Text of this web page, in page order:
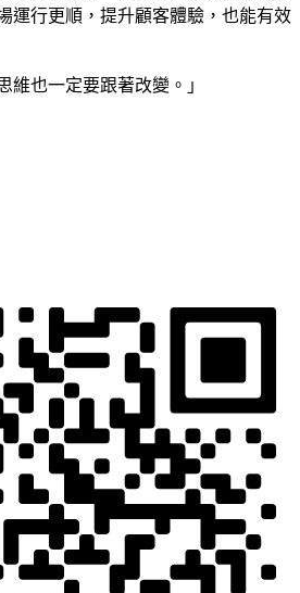
運行更順，提升顧客體驗，也能有效
維也一定要跟著改變。」